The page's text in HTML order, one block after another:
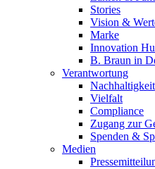
Stories
Vision &
Marke
Innovation
B. Braun in
Verantwortung
Nachhaltigkeit
Vielfalt
Compliance
Zugang zur
Spenden &
Medien